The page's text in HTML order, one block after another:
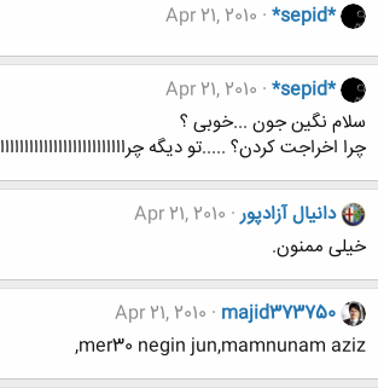
*sepid*
Apr 21, 2010
*sepid*
Apr 21, 2010
سلام نگین جون ...خوبی ؟
چرا اخراجت کردن؟ .....تو دیگه چراااااااااااااااااااااااااا
دانیال آزادپور Apr 21, 2010
خیلی ممنون.
majid373750
Apr 21, 2010
mer30 negin jun,mamnunam aziz,